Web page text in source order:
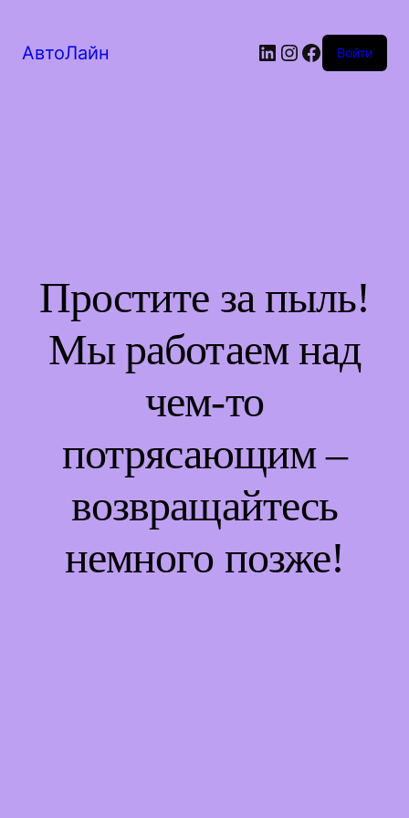
АвтоЛайн LinkedIn
Instagram
Facebook
Войти
Простите за пыль!
Мы работаем над
чем-то
потрясающим –
возвращайтесь
немного позже!